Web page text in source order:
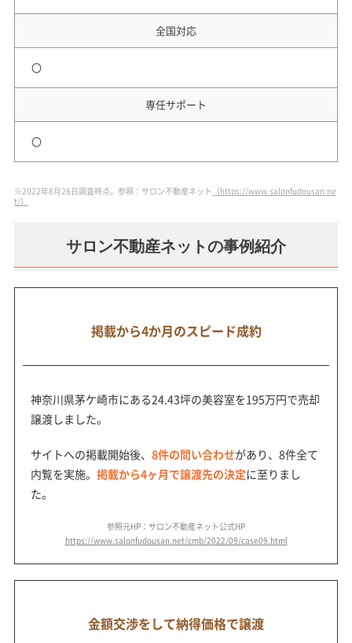
全国対応
〇
専任サポート
〇
※2022年8月26日調査時点。参照：サロン不動産ネット （https://www.salonfudousan.ne
t/）
サロン不動産ネットの事例紹介
掲載から4か月のスピード成約
神奈川県茅ケ崎市にある24.43坪の美容室を195万円で売却
譲渡しました。
サイトへの掲載開始後、 8件の問い合わせがあり、8件全て
内覧を実施。 掲載から4ヶ月で譲渡先の決定に至りまし
た。
参照元HP：サロン不動産ネット公式HP
https://www.salonfudousan.net/cmb/2022/09/case09.html
金額交渉をして納得価格で譲渡